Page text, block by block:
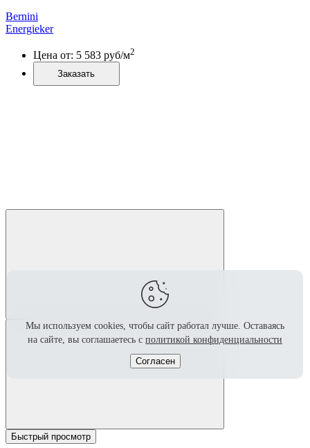
Bernini
Energieker
Цена от: 5 583 руб/м2
Заказать
Быстрый просмотр
Мы используем cookies, чтобы сайт работал лучше. Оставаясь
на сайте, вы соглашаетесь с политикой конфиденциальности
Согласен